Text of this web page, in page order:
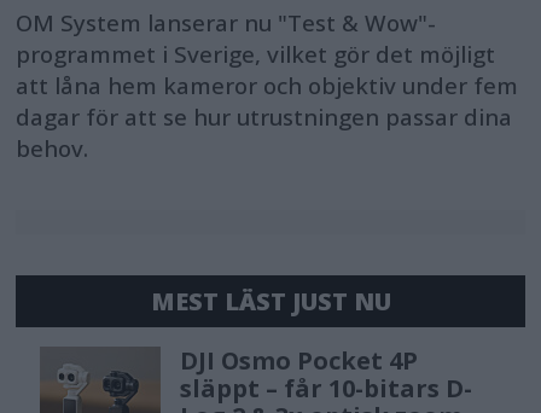
OM System lanserar nu "Test & Wow"-
programmet i Sverige, vilket gör det möjligt
att låna hem kameror och objektiv under fem
dagar för att se hur utrustningen passar dina
behov.
MEST LÄST JUST NU
DJI Osmo Pocket 4P
släppt – får 10-bitars D-